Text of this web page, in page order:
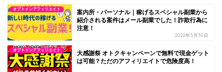
オプトインアフィリエイト
案内所・パーソナル｜稼げるスペシャル副業から
紹介される案件はメール副業でした！詐欺行為に
注意！
2022年5月30日
オプトインアフィリエイト
大感謝祭 オトクキャンペーンで無料で現金ゲット
は可能？ただのアフィリエイトで危険度高！